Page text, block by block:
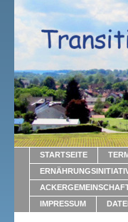
STARTSEITE
IMPRESSUM